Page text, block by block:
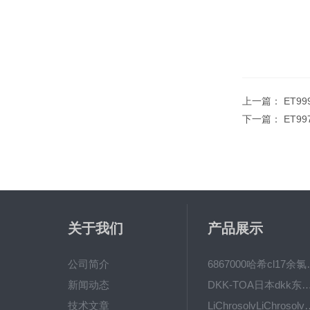
上一篇：
下一篇：
关于我们
公司简介
新闻动态
技术文章
产品展示
6867000
DKK-TOA日本dkk东亚电